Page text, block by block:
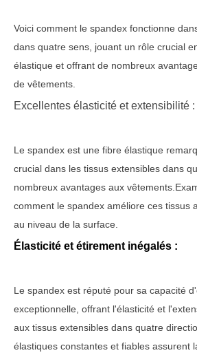
Voici comment le spandex fonctionne
dans quatre sens, jouant un rôle crucial
élastique et offrant de nombreux
de vêtements.
Excellentes élasticité et extensibilité :
Le spandex est une fibre élastique
crucial dans les tissus extensibles dans
nombreux avantages aux
comment le spandex améliore ces tissus
au niveau de la surface.
Élasticité et étirement inégalés :
Le spandex est réputé pour sa capacité
exceptionnelle, offrant l'élasticité et
aux tissus extensibles dans quatre
élastiques constantes et fiables assurent